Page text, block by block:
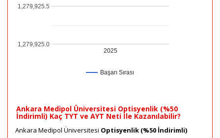
Başarı Sırası
2025
1,279,925.0
1,279,925.5
Ankara Medipol Üniversitesi Optisyenlik (%50
İndirimli) Kaç TYT ve AYT Neti İle Kazanılabilir?
Ankara Medipol Üniversitesi Optisyenlik (%50 İndirimli)